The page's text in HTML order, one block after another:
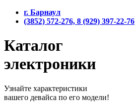
г. Барнаул
(3852) 572-276, 8 (929) 397-22-76
Каталог
электроники
Узнайте характеристики
вашего девайса по его модели!